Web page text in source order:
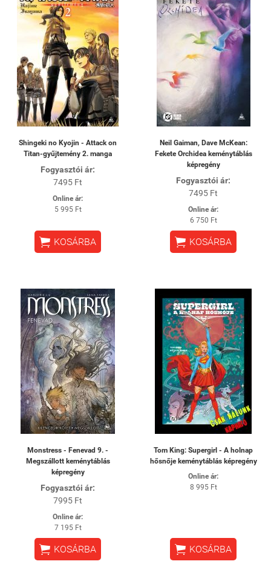
Shingeki no Kyojin - Attack on
Titan-gyűjtemény 2. manga
Fogyasztói ár:
7495 Ft
Online ár:
5 995 Ft
 KOSÁRBA
Neil Gaiman, Dave McKean:
Fekete Orchidea keménytáblás
képregény
Fogyasztói ár:
7495 Ft
Online ár:
6 750 Ft
 KOSÁRBA
Monstress - Fenevad 9. -
Megszállott keménytáblás
képregény
Fogyasztói ár:
7995 Ft
Online ár:
7 195 Ft
 KOSÁRBA
Tom King: Supergirl - A holnap
hősnője keménytáblás képregény
Online ár:
8 995 Ft
 KOSÁRBA